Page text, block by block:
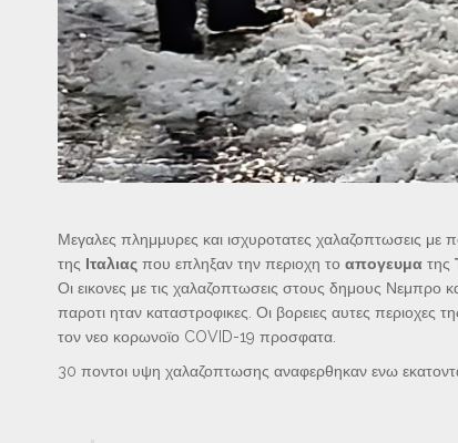
Μεγαλες πλημμυρες και ισχυροτατες χαλαζοπτωσεις με
της Ιταλιας που επληξαν την περιοχη το απογευμα της
Οι εικονες με τις χαλαζοπτωσεις στους δημους Νεμπρο
παροτι ηταν καταστροφικες. Οι βορειες αυτες
τον νεο κορωνοϊο COVID-19 προσφατα.
30 ποντοι υψη χαλαζοπτωσης αναφερθηκαν ενω